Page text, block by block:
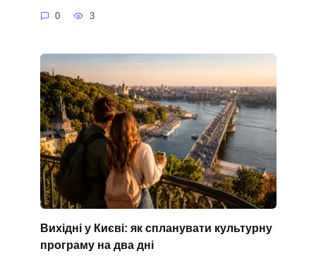
0 3
Вихідні у Києві: як спланувати культурну
програму на два дні